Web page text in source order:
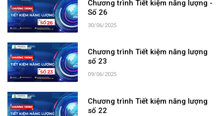
Chương trình Tiết kiệm năng lượng -
Số 26
30/06/2025
Chương trình Tiết kiệm năng lượng
số 23
09/06/2025
Chương trình Tiết kiệm năng lượng
số 22